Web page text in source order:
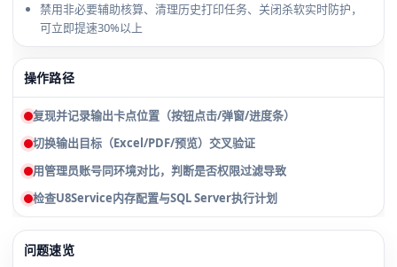
禁用非必要辅助核算、清理历史打印任务、关闭杀软实时防护，
可立即提速30%以上
操作路径
复现并记录输出卡点位置（按钮点击/弹窗/进度条）
切换输出目标（Excel/PDF/预览）交叉验证
用管理员账号同环境对比，判断是否权限过滤导致
检查U8Service内存配置与SQL Server执行计划
问题速览